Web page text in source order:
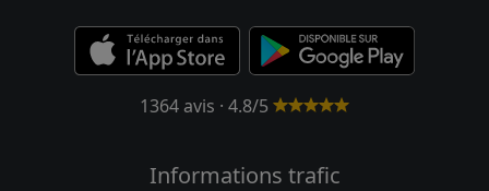
1364 avis · 4.8/5
Informations trafic